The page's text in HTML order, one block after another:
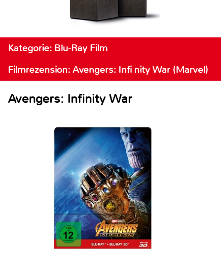
Kategorie: Blu-Ray Film
Filmrezension: Avengers: Infi nity War (Marvel)
Avengers: Infinity War